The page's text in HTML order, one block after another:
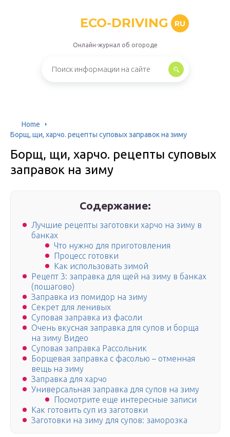
ECO-DRIVING RU
Онлайн-журнал об огороде
Home
Борщ, щи, харчо. рецепты суповых заправок на зиму
Борщ, щи, харчо. рецепты суповых
заправок на зиму
Содержание:
Лучшие рецепты заготовки харчо на зиму в
банках
Что нужно для приготовления
Процесс готовки
Как использовать зимой
Рецепт 3: заправка для щей на зиму в банках
(пошагово)
Заправка из помидор на зиму
Секрет для ленивых
Суповая заправка из фасоли
Очень вкусная заправка для супов и борща
на зиму Видео
Суповая заправка Рассольник
Борщевая заправка с фасолью – отменная
вещь на зиму
Заправка для харчо
Универсальная заправка для супов на зиму
Посмотрите еще интересные записи
Как готовить суп из заготовки
Заготовки на зиму для супов: заморозка